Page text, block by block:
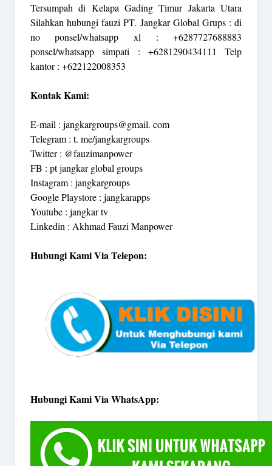
Tersumpah di Kelapa Gading Timur Jakarta Utara
Silahkan hubungi fauzi PT. Jangkar Global Grups : di
no ponsel/whatsapp xl : +6287727688883
ponsel/whatsapp simpati : +6281290434111 Telp
kantor : +622122008353
Kontak Kami:
E-mail : jangkargroups@gmail. com
Telegram : t. me/jangkargroups
Twitter : @fauzimanpower
FB : pt jangkar global groups
Instagram : jangkargroups
Google Playstore : jangkarapps
Youtube : jangkar tv
Linkedin : Akhmad Fauzi Manpower
Hubungi Kami Via Telepon:
Hubungi Kami Via WhatsApp: